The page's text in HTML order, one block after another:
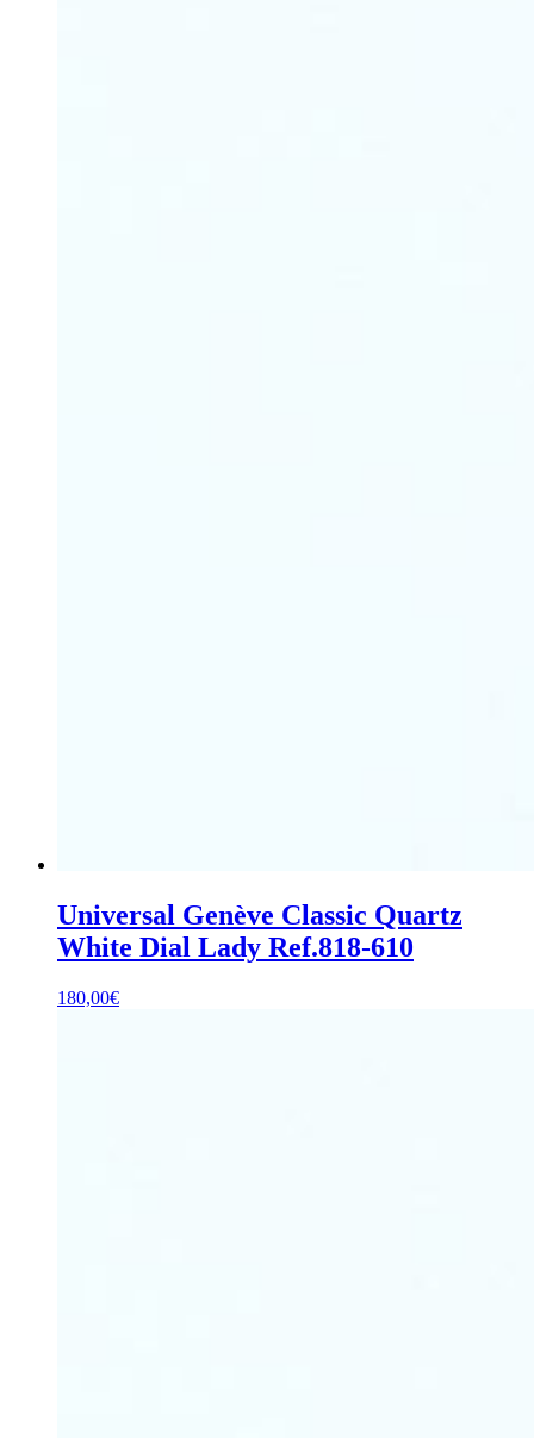
Universal Genève Classic Quartz
White Dial Lady Ref.818-610
180,00€